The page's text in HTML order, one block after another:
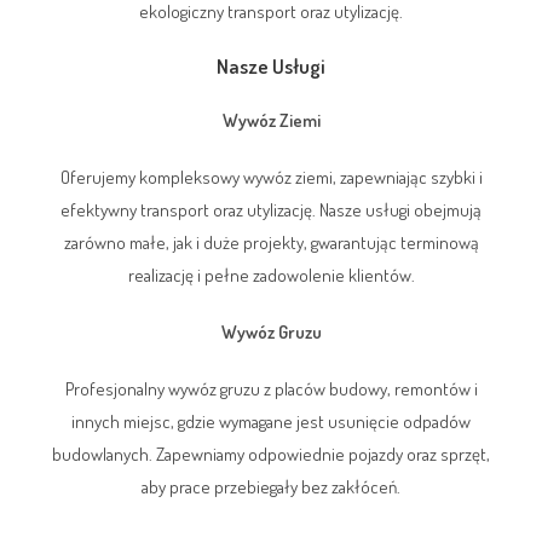
ekologiczny transport oraz utylizację.
Nasze Usługi
Wywóz Ziemi
Oferujemy kompleksowy wywóz ziemi, zapewniając szybki i
efektywny transport oraz utylizację. Nasze usługi obejmują
zarówno małe, jak i duże projekty, gwarantując terminową
realizację i pełne zadowolenie klientów.
Wywóz Gruzu
Profesjonalny wywóz gruzu z placów budowy, remontów i
innych miejsc, gdzie wymagane jest usunięcie odpadów
budowlanych. Zapewniamy odpowiednie pojazdy oraz sprzęt,
aby prace przebiegały bez zakłóceń.